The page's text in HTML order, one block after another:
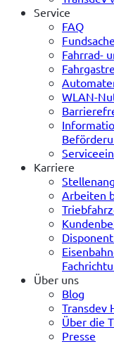
Service
FAQ
Fahrrad-
WLAN-
Karriere
Arbeiten
Über uns
Blog
Transdev
Über die
Presse